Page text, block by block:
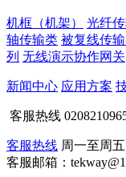
机框（机架） 光纤
轴传输类 被复线传
列 无线演示协作网关
新闻中心 应用方案
客服热线
客服热线 周一至周
客服邮箱：